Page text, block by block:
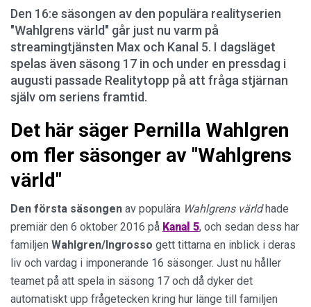
Den 16:e säsongen av den populära realityserien
"Wahlgrens värld" går just nu varm på
streamingtjänsten Max och Kanal 5. I dagsläget
spelas även säsong 17 in och under en pressdag i
augusti passade Realitytopp på att fråga stjärnan
själv om seriens framtid.
Det här säger Pernilla Wahlgren
om fler säsonger av "Wahlgrens
värld"
Den första säsongen av populära Wahlgrens världhade
premiär den 6 oktober 2016 på Kanal 5, och sedan dess har
familjen Wahlgren/Ingrosso gett tittarna en inblick i deras
liv och vardag i imponerande 16 säsonger. Just nu håller
teamet på att spela in säsong 17 och då dyker det
automatiskt upp frågetecken kring hur länge till familjen